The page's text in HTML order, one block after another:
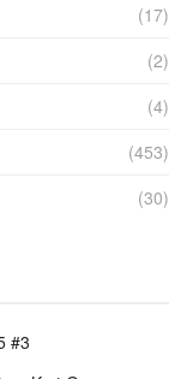
(17)
(2)
(4)
(453)
(30)
#3